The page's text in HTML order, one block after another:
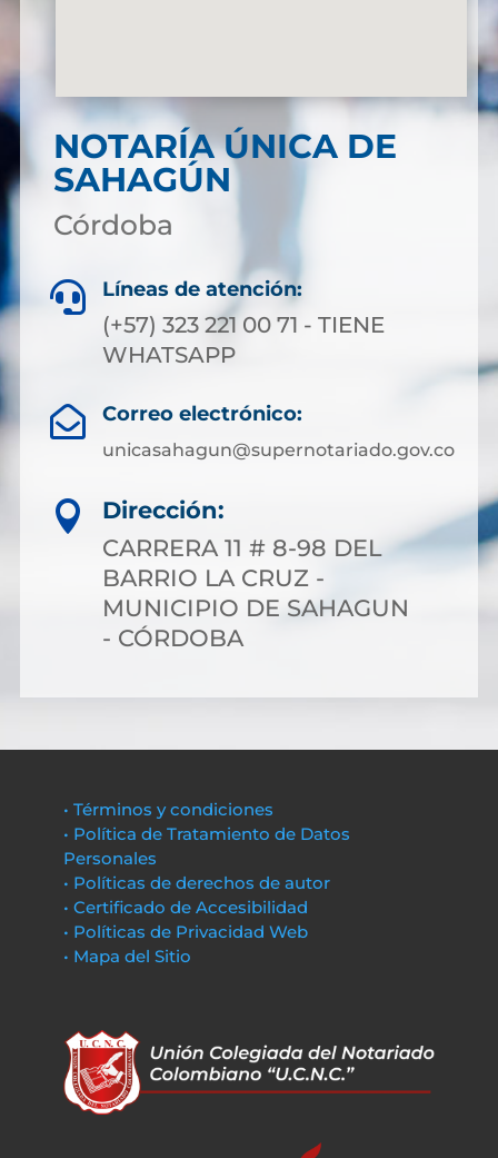
NOTARÍA ÚNICA DE
SAHAGÚN
Córdoba
 Líneas de atención:
(+57) 323 221 00 71 - TIENE
WHATSAPP
 Correo electrónico:
unicasahagun@supernotariado.gov.co

Dirección:
CARRERA 11 # 8-98 DEL
BARRIO LA CRUZ -
MUNICIPIO DE SAHAGUN
- CÓRDOBA
• Términos y condiciones
• Política de Tratamiento de Datos
Personales
• Políticas de derechos de autor
• Certificado de Accesibilidad
• Políticas de Privacidad Web
• Mapa del Sitio